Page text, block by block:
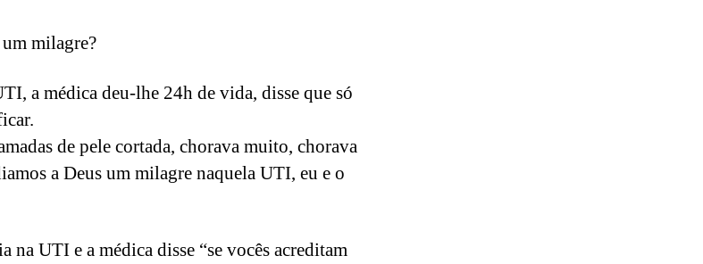
um milagre?
a médica deu-lhe 24h de vida, disse que só
de pele cortada, chorava muito, chorava
a Deus um milagre naquela UTI, eu e o
na UTI e a médica disse “se vocês acreditam